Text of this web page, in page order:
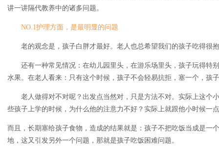
讲一讲隔代教养中的诸多问题。
NO.1护理方面，是最明显的问题
老的观念是，孩子白胖才最好。老人也总希望我们的孩子吃得很
还有一种常见情况：在幼儿园里头，在游乐场里头，孩子玩得特
水果。在老人看来：只有这个时候，孩子不会轻易抗拒，塞一个，孩
老人做得对不对呢？出发点当然对，只是方法不对。实际上这个
些孩子上学的时候，为什么他的注意力不好？实际上就跟他小时候一
而且，长期塞给孩子食物，造成的结果就是：孩子不把吃饭当成是一
地，这又引发另外一个问题，那就是孩子吃饭困难问题。